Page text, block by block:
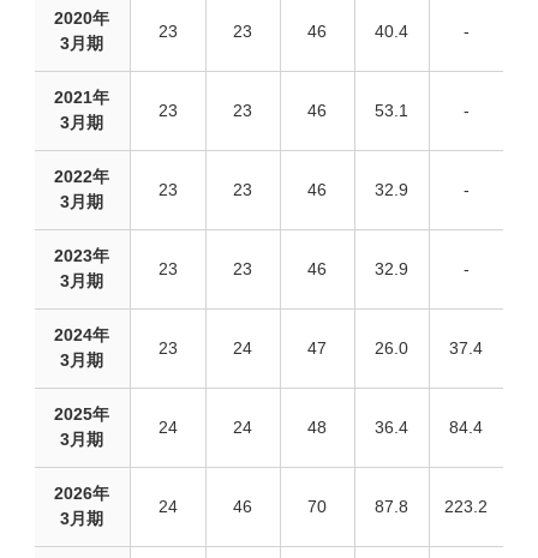
2020年
3月期
23 23 46 40.4 -
2021年
3月期
23 23 46 53.1 -
2022年
3月期
23 23 46 32.9 -
2023年
3月期
23 23 46 32.9 -
2024年
3月期
23 24 47 26.0 37.4
2025年
3月期
24 24 48 36.4 84.4
2026年
3月期
24 46 70 87.8 223.2